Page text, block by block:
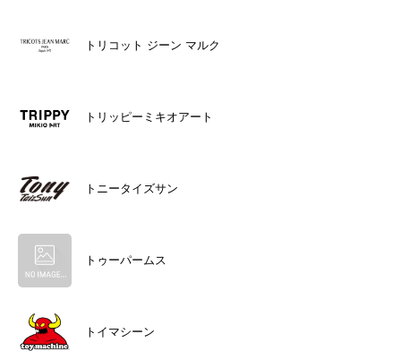
トリコット ジーン マルク
トリッピーミキオアート
トニータイズサン
トゥーパームス
トイマシーン